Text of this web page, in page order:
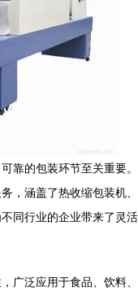
靠的包装环节至关重要。
，涵盖了热收缩包装机、
同行业的企业带来了灵活
广泛应用于食品、饮料、